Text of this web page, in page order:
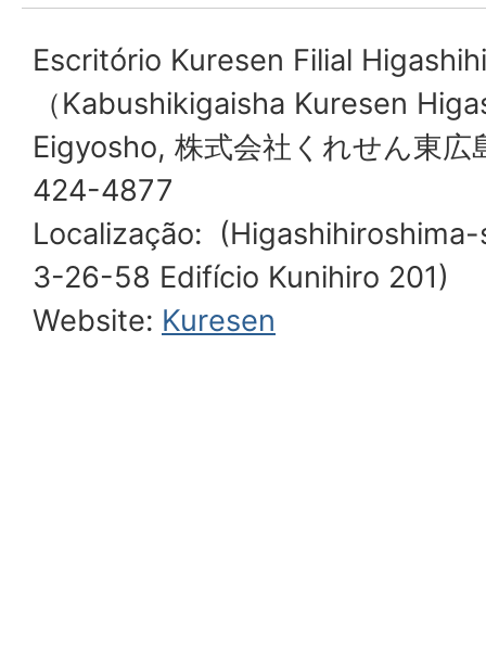
Escritório Kuresen Filial
（Kabushikigaisha Kuresen
Eigyosho, 株式会社くれせん東広
424-4877
Localização:
3-26-58 Edifício Kunihiro 201)
Website: Kuresen